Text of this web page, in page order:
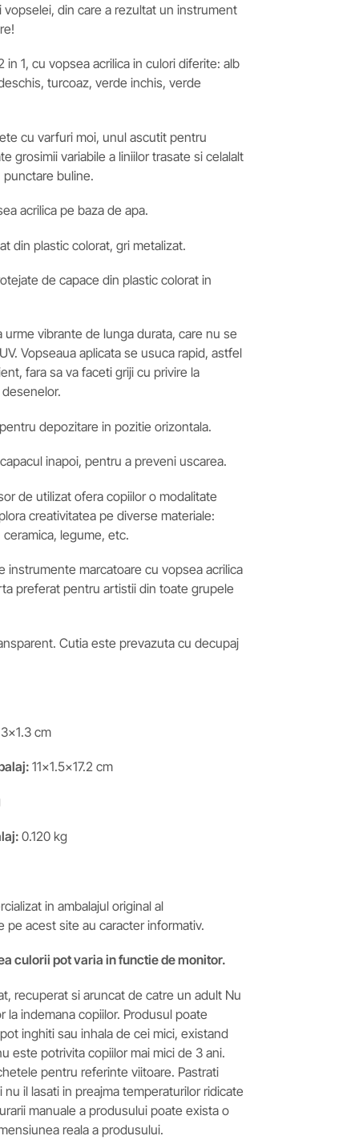
vopselei, din care a rezultat un instrument
1, cu vopsea acrilica in culori diferite: alb
turcoaz, verde inchis, verde
cu varfuri moi, unul ascutit pentru
grosimii variabile a liniilor trasate si celalalt
buline.
acrilica pe baza de apa.
din plastic colorat, gri metalizat.
de capace din plastic colorat in
vibrante de lunga durata, care nu se
Vopseaua aplicata se usuca rapid, astfel
fara sa va faceti griji cu privire la
depozitare in pozitie orizontala.
inapoi, pentru a preveni uscarea.
de utilizat ofera copiilor o modalitate
creativitatea pe diverse materiale:
legume, etc.
instrumente marcatoare cu vopsea acrilica
preferat pentru artistii din toate grupele
Cutia este prevazuta cu decupaj
cm
11×1.5×17.2 cm
0.120 kg
in ambalajul original al
pe acest site au caracter informativ.
culorii pot varia in functie de monitor.
recuperat si aruncat de catre un adult Nu
la indemana copiilor. Produsul poate
inghiti sau inhala de cei mici, existand
este potrivita copiilor mai mici de 3 ani.
pentru referinte viitoare. Pastrati
il lasati in preajma temperaturilor ridicate
manuale a produsului poate exista o
reala a produsului.